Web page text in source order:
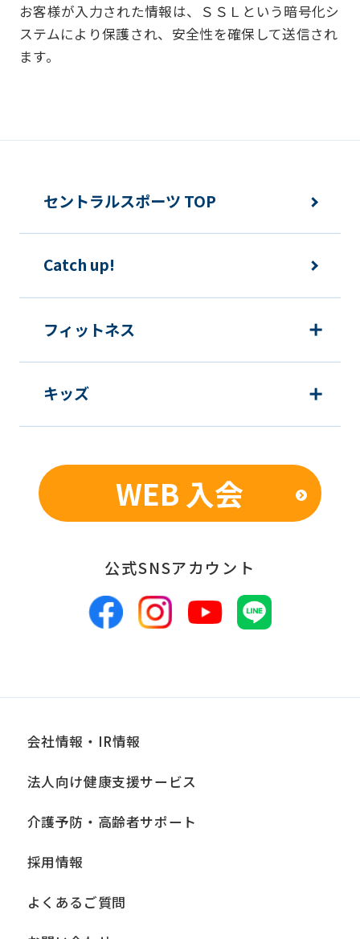
お客様からお預かりした個人情報は、以
下の目的で使用させて頂きます。また、
違法または不当な行為を助長し、または
ご利用上の諸連絡や利用状況の確認の
む）等、新商品・サービスの立案・開
発・実施のため
新商品・サービスやイベント情報を含
個人を特定できないよう加工したうえ
での統計的なデータの作成、活用、公
■個人情報の管理
報は、適切かつ慎重に管理し、漏洩、改
ざん、紛失等がないよう適正な管理に努
めます。当社において安全管理のために
講じている措置の内容については、本プ
■個人情報の開示
当社は、お客様からお預かりした個人情
報は、正当な理由がある場合を除き、ご
しません。ただし、法令により当社がお
る場合、あらかじめ当社との間で秘密保
お客様が入力された情報は、ＳＳＬという暗号化シ
ステムにより保護され、安全性を確保して送信され
ます。
セントラルスポーツ TOP
Catch up!
フィットネス
キッズ
WEB 入会
公式SNSアカウント
会社情報・IR情報
法人向け健康支援サービス
介護予防・高齢者サポート
採用情報
よくあるご質問